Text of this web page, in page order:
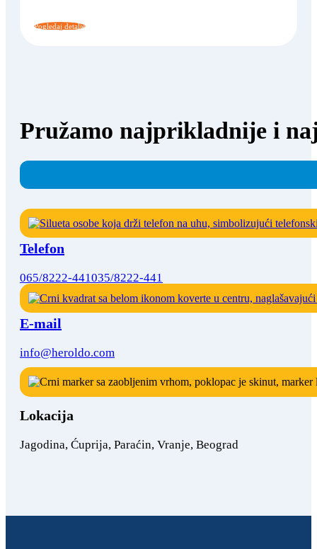
Pogledaj detalje
Pružamo najprikladnije i
Telefon
065/8222-441035/8222-441
E-mail
info@heroldo.com
Lokacija
Jagodina, Ćuprija, Paraćin, Vranje, Beograd